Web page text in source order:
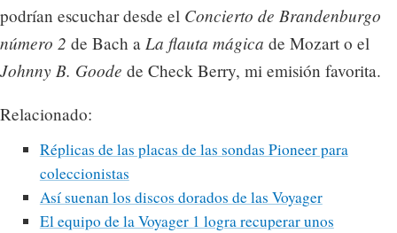
podrían escuchar desde el Concierto de Brandenburgo
número 2 de Bach a La flauta mágica de Mozart o el
Johnny B. Goode de Check Berry, mi emisión favorita.
Relacionado:
Réplicas de las placas de las sondas Pioneer para
coleccionistas
Así suenan los discos dorados de las Voyager
El equipo de la Voyager 1 logra recuperar unos